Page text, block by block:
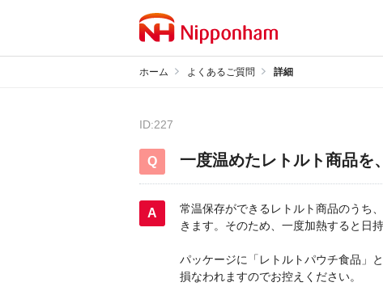
ホーム よくあるご質問 詳細
ID:227
一度温めたレトルト商品を
常温保存ができるレトルト商品のうち
きます。そのため、一度加熱すると日持
パッケージに「レトルトパウチ食品」
損なわれますのでお控えください。